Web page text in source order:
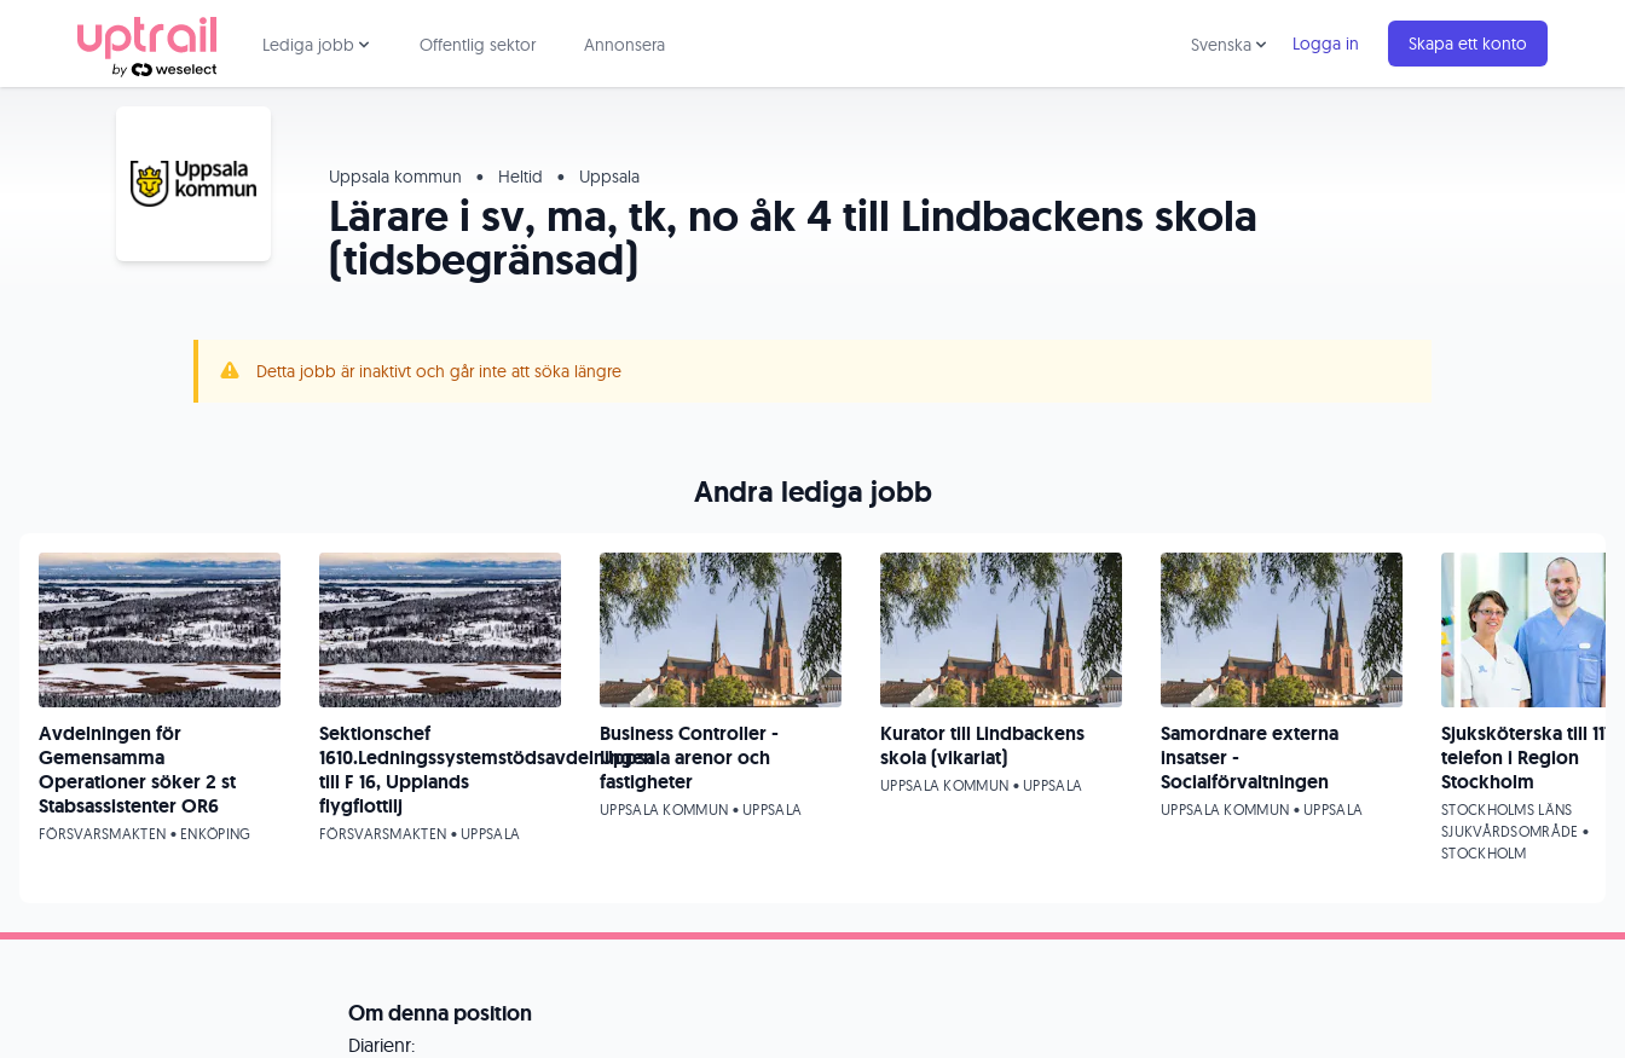
Lediga jobb Offentlig sektor Annonsera Svenska Logga in Skapa ett konto
Uppsala kommun • Heltid • Uppsala
Lärare i sv, ma, tk, no åk 4 till Lindbackens skola
(tidsbegränsad)
Detta jobb är inaktivt och går inte att söka längre
Om denna position
Diarienr:
Andra lediga jobb
Avdelningen för
Gemensamma
Operationer söker 2 st
Stabsassistenter OR6
FÖRSVARSMAKTEN • ENKÖPING
Sektionschef
1610.Ledningssystemstödsavdelningen
till F 16, Upplands
flygflottilj
FÖRSVARSMAKTEN • UPPSALA
Business Controller -
Uppsala arenor och
fastigheter
UPPSALA KOMMUN • UPPSALA
Kurator till Lindbackens
skola (vikariat)
UPPSALA KOMMUN • UPPSALA
Samordnare externa
insatser -
Socialförvaltningen
UPPSALA KOMMUN • UPPSALA
Sjuksköterska till
telefon i Region
Stockholm
STOCKHOLMS LÄNS
SJUKVÅRDSOMRÅDE •
STOCKHOLM